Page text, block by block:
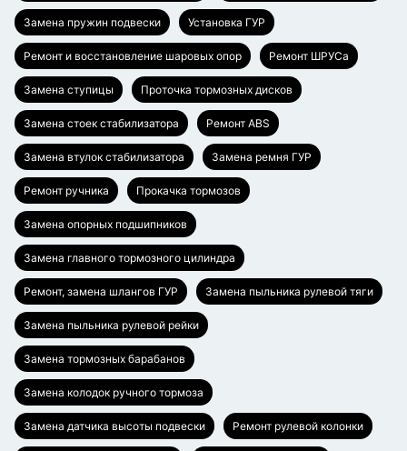
Замена пружин подвески Установка ГУР
Ремонт и восстановление шаровых опор Ремонт ШРУСа
Замена ступицы Проточка тормозных дисков
Замена стоек стабилизатора Ремонт ABS
Замена втулок стабилизатора Замена ремня ГУР
Ремонт ручника Прокачка тормозов
Замена опорных подшипников
Замена главного тормозного цилиндра
Ремонт, замена шлангов ГУР Замена пыльника рулевой тяги
Замена пыльника рулевой рейки
Замена тормозных барабанов
Замена колодок ручного тормоза
Замена датчика высоты подвески Ремонт рулевой колонки